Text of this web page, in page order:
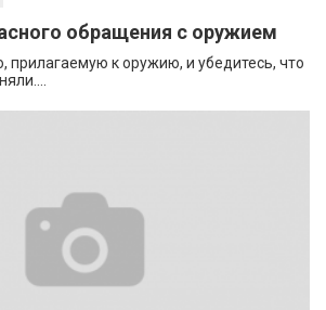
обращения с оружием
прилагаемую к оружию, и убедитесь, что